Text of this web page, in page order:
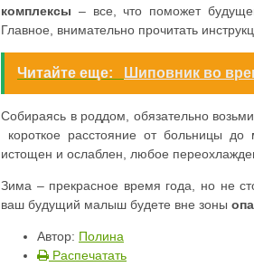
комплексы – все, что поможет
Главное, внимательно прочитать
Читайте еще: Шиповник во
Собираясь в роддом, обязательно
короткое расстояние от больницы
истощен и ослаблен, любое
Зима – прекрасное время года, но не
ваш будущий малыш будете вне зоны
Автор: Полина
Распечатать